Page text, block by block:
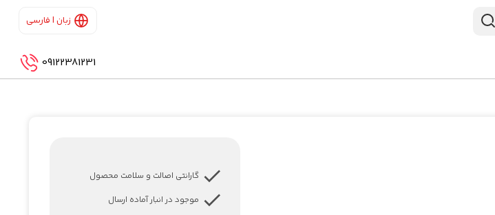
زبان | فارسی
09122381231
گارانتی اصالت و سلامت محصول
موجود در انبار آماده ارسال